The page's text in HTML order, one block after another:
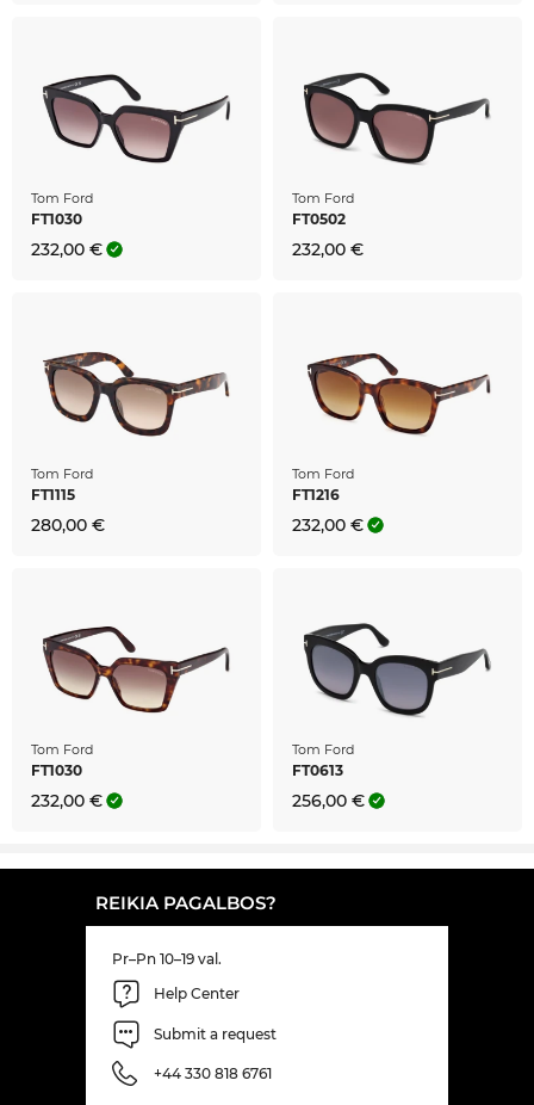
Tom Ford
FT1030
232,00 €
Tom Ford
FT0502
232,00 €
Tom Ford
FT1115
280,00 €
Tom Ford
FT1216
232,00 €
Tom Ford
FT1030
232,00 €
Tom Ford
FT0613
256,00 €
REIKIA PAGALBOS?
Pr–Pn 10–19 val.
Help Center
Submit a request
+44 330 818 6761